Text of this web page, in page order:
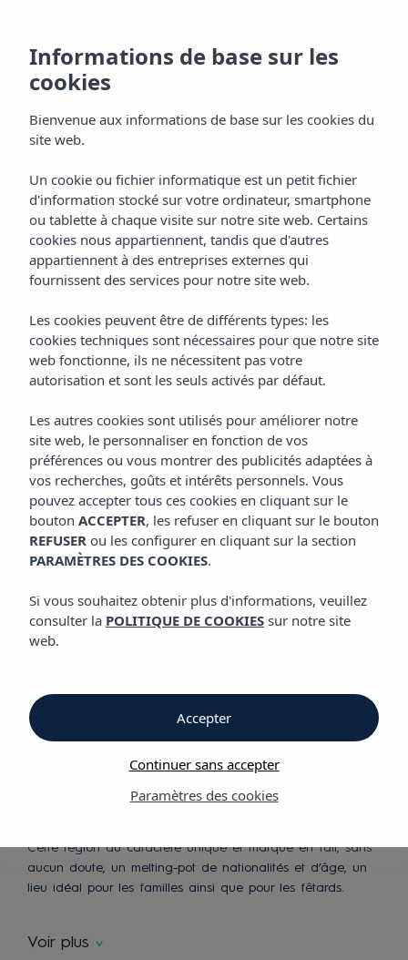
San Antonio de
Portmany
Ibiza
Découvrez nos hôtels
et appartementsà San Antonio
Cette région au caractère unique et marqué en fait, sans
aucun doute, un melting-pot de nationalités et d’âge, un
lieu idéal pour les familles ainsi que pour les fêtards.
Voir plus
Informations de base sur les
cookies
Bienvenue aux informations de base sur les cookies du
site web.
Un cookie ou fichier informatique est un petit fichier
d'information stocké sur votre ordinateur, smartphone
ou tablette à chaque visite sur notre site web. Certains
cookies nous appartiennent, tandis que d'autres
appartiennent à des entreprises externes qui
fournissent des services pour notre site web.
Les cookies peuvent être de différents types: les
cookies techniques sont nécessaires pour que notre site
web fonctionne, ils ne nécessitent pas votre
autorisation et sont les seuls activés par défaut.
Les autres cookies sont utilisés pour améliorer notre
site web, le personnaliser en fonction de vos
préférences ou vous montrer des publicités adaptées à
vos recherches, goûts et intérêts personnels. Vous
pouvez accepter tous ces cookies en cliquant sur le
bouton ACCEPTER, les refuser en cliquant sur le bouton
REFUSER ou les configurer en cliquant sur la section
PARAMÈTRES DES COOKIES.
Si vous souhaitez obtenir plus d'informations, veuillez
consulter la POLITIQUE DE COOKIES sur notre site
web.
Paramètres des cookies
Continuer sans accepter
Accepter